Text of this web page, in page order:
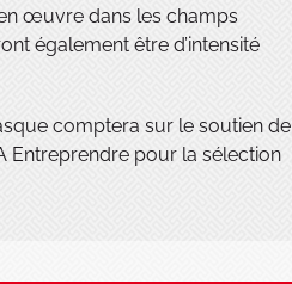
en œuvre dans les champs
également être d’intensité
comptera sur le soutien de
Entreprendre pour la sélection